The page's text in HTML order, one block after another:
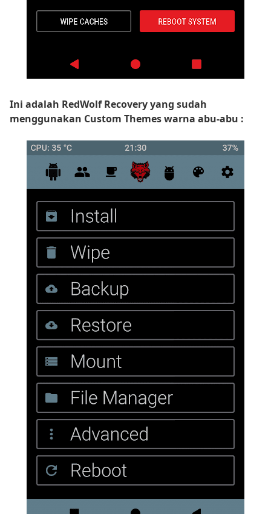
Ini adalah RedWolf Recovery yang sudah
menggunakan Custom Themes warna abu-abu :